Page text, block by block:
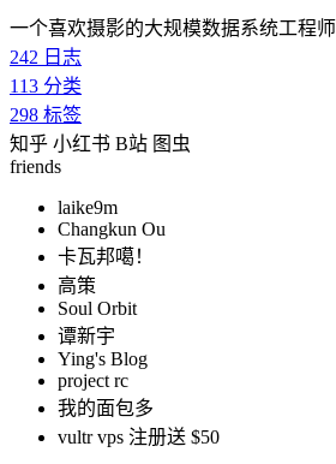
一个喜欢摄影的大规模数据系统工程师
242 日志
113 分类
298 标签
知乎 小红书 B站 图虫
friends
laike9m
Changkun Ou
卡瓦邦噶！
高策
Soul Orbit
谭新宇
Ying's Blog
project rc
我的面包多
vultr vps 注册送 $50